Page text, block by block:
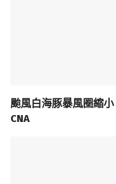
颱風白海豚暴風圈縮
CNA